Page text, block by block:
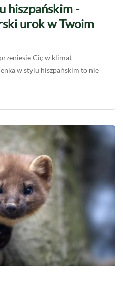
hiszpańskim -
urok w Twoim
Cię w klimat
w stylu hiszpańskim to nie